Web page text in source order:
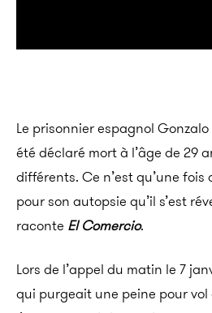
Le prisonnier espagnol
été déclaré mort à l’âge de 29
différents. Ce n’est qu’une
pour son autopsie qu’il s’est
raconte El Comercio.
Lors de l’appel du matin le 7
qui purgeait une peine pour